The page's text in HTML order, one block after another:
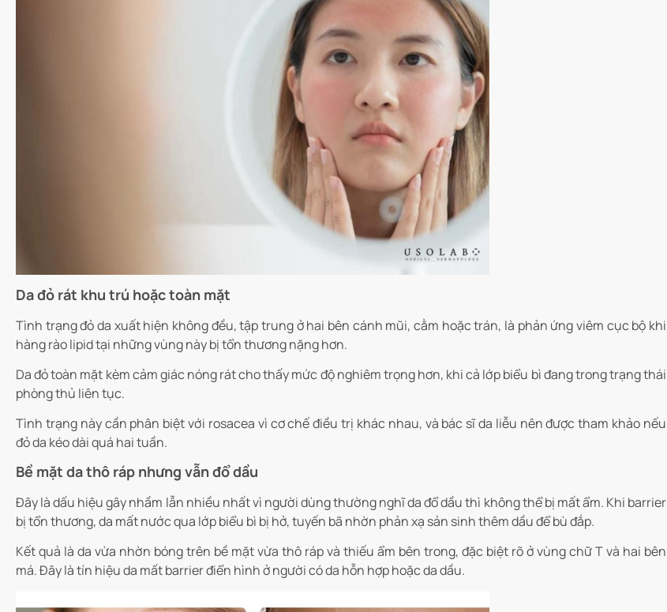
Da đỏ rát khu trú hoặc toàn mặt
Tình trạng đỏ da xuất hiện không đều, tập trung ở hai bên cánh mũi, cằm hoặc trán, là phản ứng viêm cục bộ khi
hàng rào lipid tại những vùng này bị tổn thương nặng hơn.
Da đỏ toàn mặt kèm cảm giác nóng rát cho thấy mức độ nghiêm trọng hơn, khi cả lớp biểu bì đang trong trạng thái
phòng thủ liên tục.
Tình trạng này cần phân biệt với rosacea vì cơ chế điều trị khác nhau, và bác sĩ da liễu nên được tham khảo nếu
đỏ da kéo dài quá hai tuần.
Bề mặt da thô ráp nhưng vẫn đổ dầu
Đây là dấu hiệu gây nhầm lẫn nhiều nhất vì người dùng thường nghĩ da đổ dầu thì không thể bị mất ẩm. Khi barrier
bị tổn thương, da mất nước qua lớp biểu bì bị hở, tuyến bã nhờn phản xạ sản sinh thêm dầu để bù đắp.
Kết quả là da vừa nhờn bóng trên bề mặt vừa thô ráp và thiếu ẩm bên trong, đặc biệt rõ ở vùng chữ T và hai bên
má. Đây là tín hiệu da mất barrier điển hình ở người có da hỗn hợp hoặc da dầu.